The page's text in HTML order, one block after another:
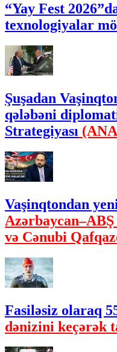
“Yay Fest
texnologiyalar
Şuşadan
qələbəni
Strategiyası
Vaşinqtondan
və Cənubi
Fasiləsiz olaraq
dənizini keçərək